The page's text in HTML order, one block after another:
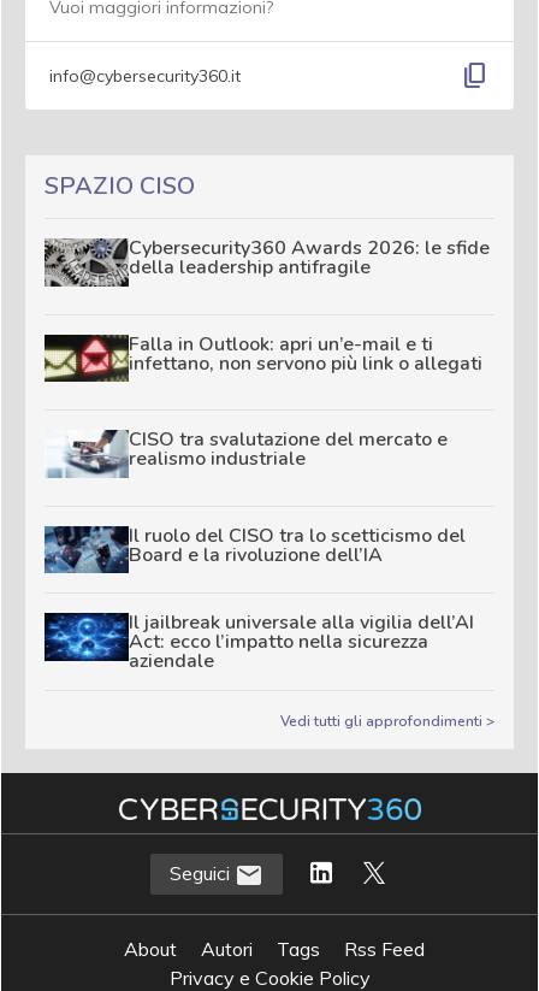
Vuoi maggiori informazioni?
info@cybersecurity360.it content_copy
SPAZIO CISO
Cybersecurity360 Awards 2026: le sfide
della leadership antifragile
Falla in Outlook: apri un’e-mail e ti
infettano, non servono più link o allegati
CISO tra svalutazione del mercato e
realismo industriale
Il ruolo del CISO tra lo scetticismo del
Board e la rivoluzione dell’IA
Il jailbreak universale alla vigilia dell’AI
Act: ecco l’impatto nella sicurezza
aziendale
Vedi tutti gli approfondimenti >
Seguici
About Autori Tags
Rss Feed
Privacy e Cookie Policy